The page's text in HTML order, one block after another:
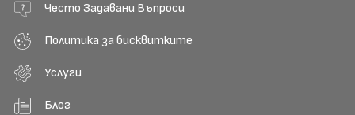
Често Задавани Въпроси
Политика за бисквитките
Услуги
Блог